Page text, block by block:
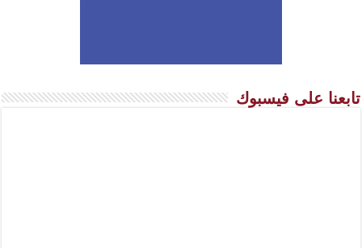
تابعنا على فيسبوك